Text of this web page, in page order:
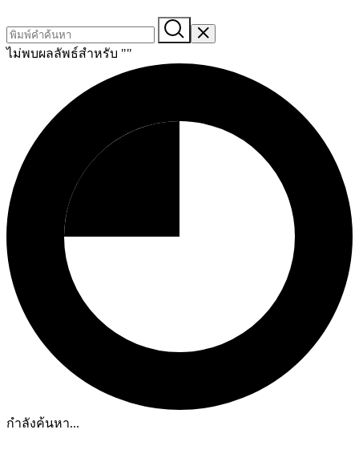
ไม่พบผลลัพธ์สำหรับ ""
กำลังค้นหา...